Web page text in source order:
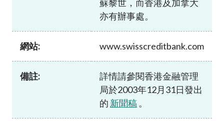
蘇黎世，而香港及加拿大
亦有辦事處。
網站: www.swisscreditbank.com
備註:
詳情請參閱香港金融管理
局於2003年12月31日發出
的 新聞稿 。